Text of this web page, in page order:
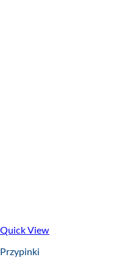
Quick View
Przypinki